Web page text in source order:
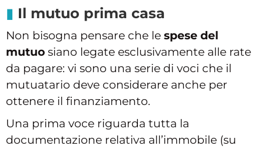
Il mutuo prima casa
Non bisogna pensare che le spese del
mutuo siano legate esclusivamente alle rate
da pagare: vi sono una serie di voci che il
mutuatario deve considerare anche per
ottenere il finanziamento.
Una prima voce riguarda tutta la
documentazione relativa all’immobile (su